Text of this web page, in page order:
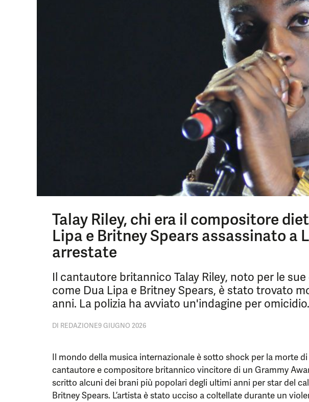
Talay Riley, chi era il compositore
Lipa e Britney Spears assassinato a
arrestate
Il cantautore britannico Talay Riley, noto per le
come Dua Lipa e Britney Spears, è stato trovato
anni. La polizia ha avviato un'indagine per omicidio.
DI REDAZIONE9 GIUGNO 2026
Il mondo della musica internazionale è sotto shock per la morte di
cantautore e compositore britannico vincitore di un Grammy
scritto alcuni dei brani più popolari degli ultimi anni per star del
Britney Spears. L’artista è stato ucciso a coltellate durante un